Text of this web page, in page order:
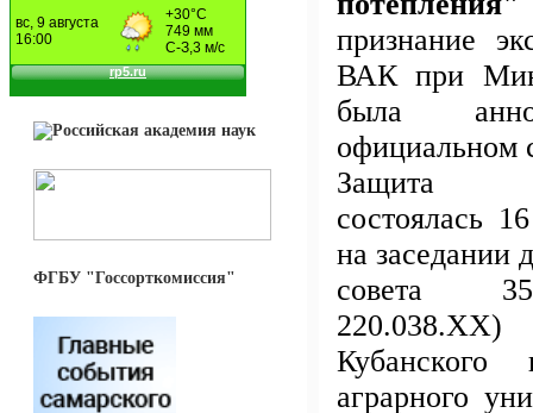
ФГБУ "Госсорткомиссия"
признание
ВАК при
была
официальном
Защита
состоялась
на заседании
совета
Кубанского
аграрного